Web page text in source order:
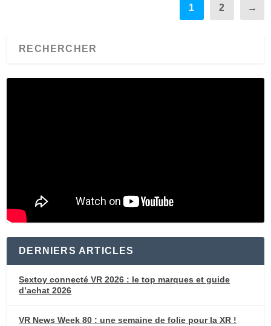
1 2 →
DERNIERS ARTICLES
Sextoy connecté VR 2026 : le top marques et guide
d’achat 2026
VR News Week 80 : une semaine de folie pour la XR !